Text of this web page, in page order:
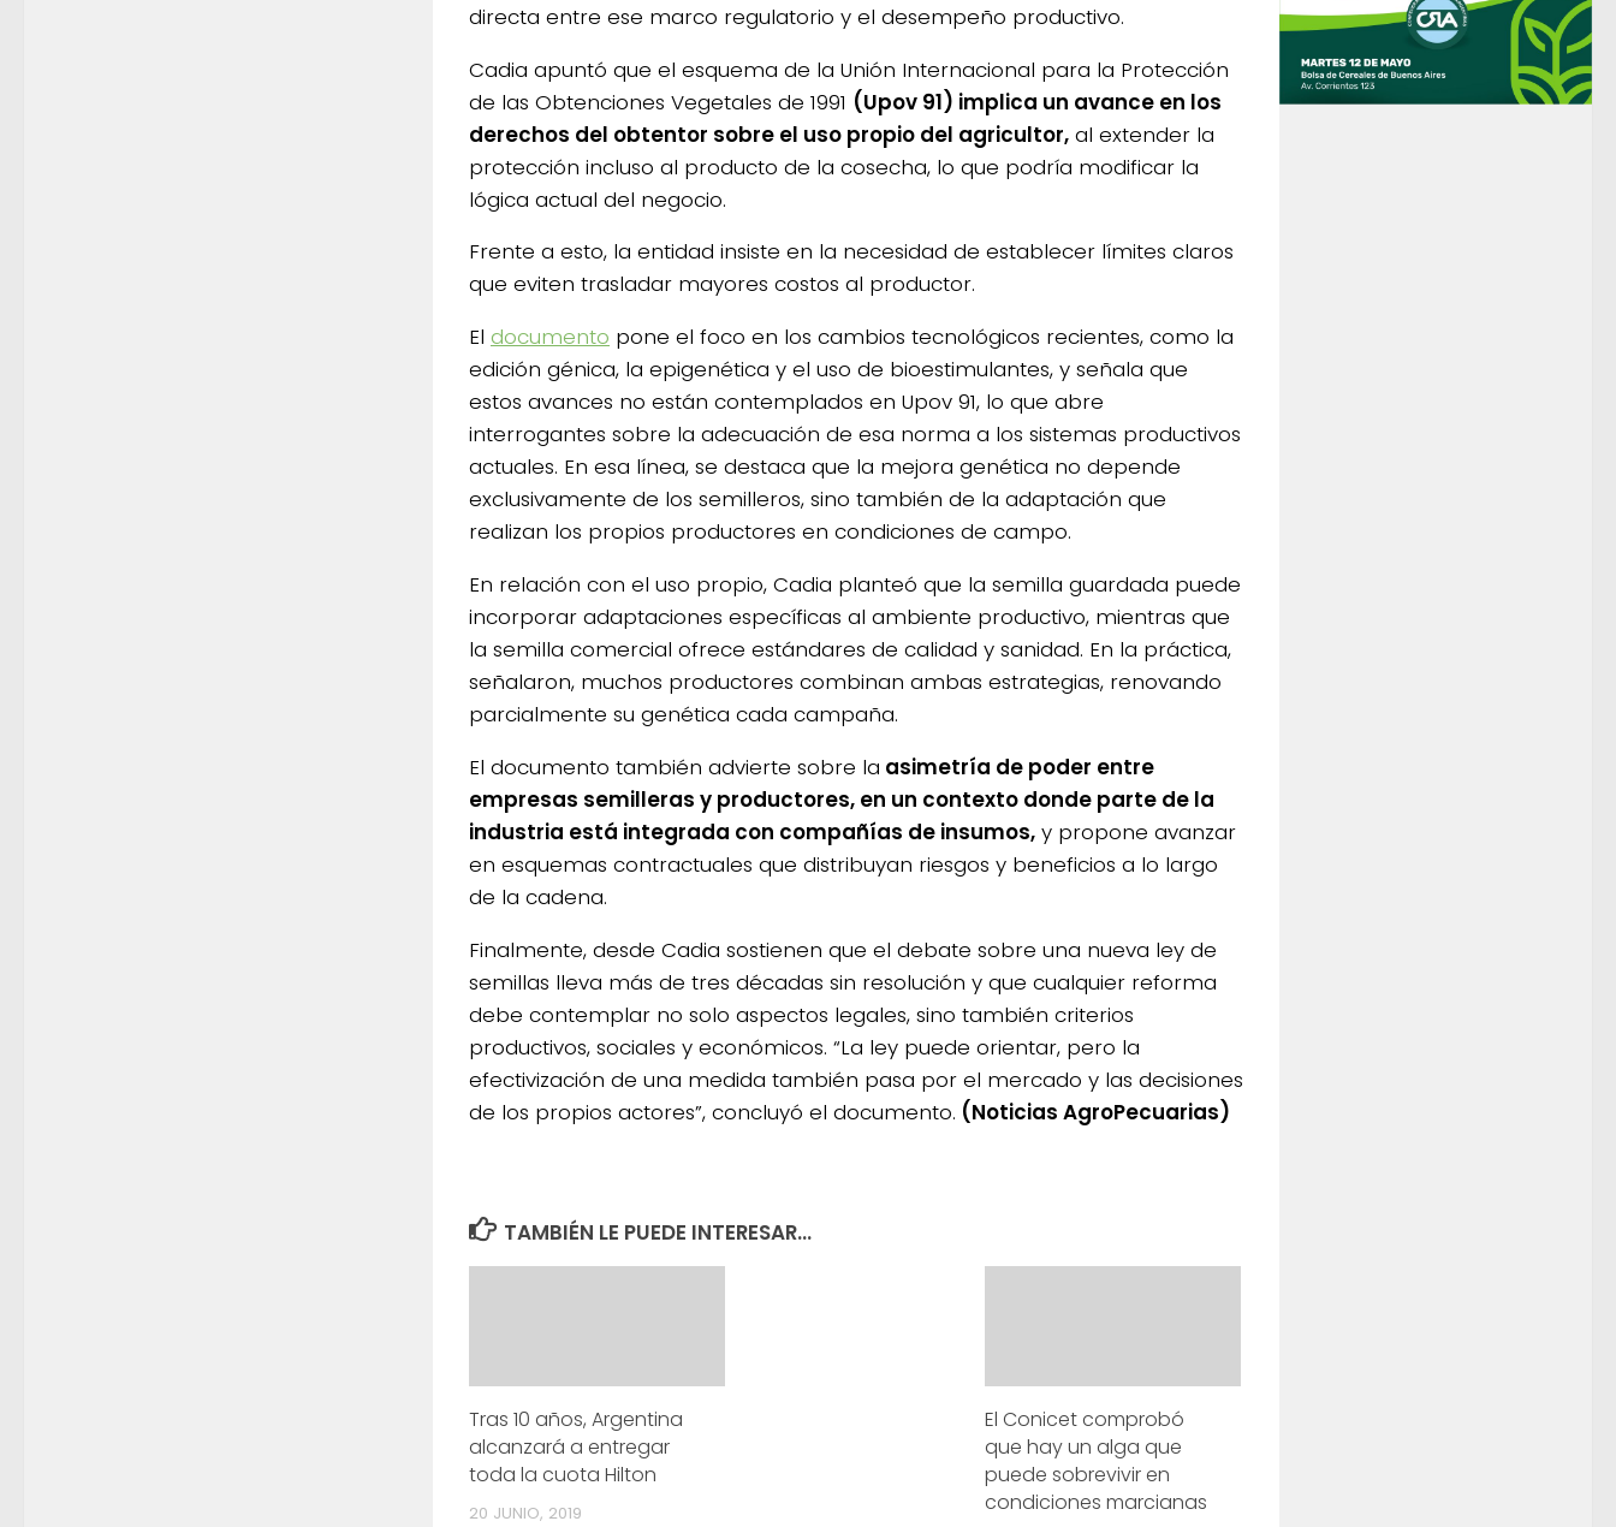
directa entre ese marco regulatorio y el desempeño productivo.
Cadia apuntó que el esquema de la Unión Internacional para la Protección
de las Obtenciones Vegetales de 1991 (Upov 91) implica un avance en los
derechos del obtentor sobre el uso propio del agricultor, al extender la
protección incluso al producto de la cosecha, lo que podría modificar la
lógica actual del negocio.
Frente a esto, la entidad insiste en la necesidad de establecer límites claros
que eviten trasladar mayores costos al productor.
El documento pone el foco en los cambios tecnológicos recientes, como la
edición génica, la epigenética y el uso de bioestimulantes, y señala que
estos avances no están contemplados en Upov 91, lo que abre
interrogantes sobre la adecuación de esa norma a los sistemas productivos
actuales. En esa línea, se destaca que la mejora genética no depende
exclusivamente de los semilleros, sino también de la adaptación que
realizan los propios productores en condiciones de campo.
En relación con el uso propio, Cadia planteó que la semilla guardada puede
incorporar adaptaciones específicas al ambiente productivo, mientras que
la semilla comercial ofrece estándares de calidad y sanidad. En la práctica,
señalaron, muchos productores combinan ambas estrategias, renovando
parcialmente su genética cada campaña.
El documento también advierte sobre la asimetría de poder entre
empresas semilleras y productores, en un contexto donde parte de la
industria está integrada con compañías de insumos, y propone avanzar
en esquemas contractuales que distribuyan riesgos y beneficios a lo largo
de la cadena.
Finalmente, desde Cadia sostienen que el debate sobre una nueva ley de
semillas lleva más de tres décadas sin resolución y que cualquier reforma
debe contemplar no solo aspectos legales, sino también criterios
productivos, sociales y económicos. “La ley puede orientar, pero la
efectivización de una medida también pasa por el mercado y las decisiones
de los propios actores”, concluyó el documento. (Noticias AgroPecuarias)
TAMBIÉN LE PUEDE INTERESAR...
Tras 10 años, Argentina
alcanzará a entregar
toda la cuota Hilton
20 JUNIO, 2019
El Conicet comprobó
que hay un alga que
puede sobrevivir en
condiciones marcianas